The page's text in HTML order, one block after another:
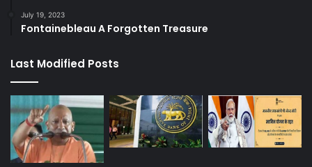
July 19, 2023
Fontainebleau A Forgotten Treasure
Last Modified Posts